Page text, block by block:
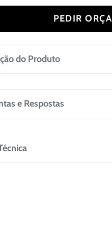
PEDIR
do Produto
e Respostas